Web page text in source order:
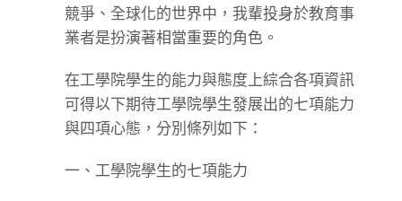
競爭、全球化的世界中，我輩投身於教育事
業者是扮演著相當重要的角色。
在工學院學生的能力與態度上綜合各項資訊
可得以下期待工學院學生發展出的七項能力
與四項心態，分別條列如下：
一、工學院學生的七項能力